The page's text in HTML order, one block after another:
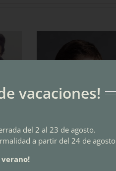
dientes de tus hijos
2019
vacaciones!
del 2 al 23 de agosto.
a partir del 24 de
verano!